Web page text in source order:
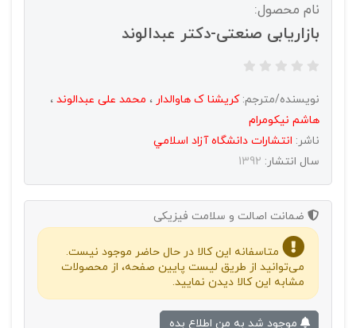
نام محصول:
بازاریابی صنعتی-دکتر عبدالوند
نویسنده/مترجم:کریشنا ک هاوالدار ، محمد علی عبدالوند ،
هاشم نیکومرام
ناشر: انتشارات دانشگاه آزاد اسلامي
سال انتشار: 1392
ضمانت اصالت و سلامت فیزیکی
متاسفانه این کالا در حال حاضر موجود نیست.
می‌توانید از طریق لیست پایین صفحه، از محصولات
مشابه این کالا دیدن نمایید.